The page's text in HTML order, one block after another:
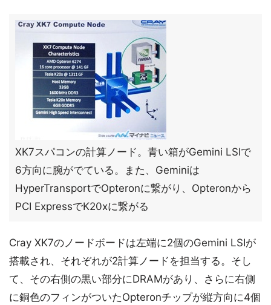
XK7スパコンの計算ノード。青い箱がGemini LSIで
6方向に腕がでている。また、Geminiは
HyperTransportでOpteronに繋がり、Opteronから
PCI ExpressでK20xに繋がる
Cray XK7のノードボードは左端に2個のGemini LSIが
搭載され、それぞれが2計算ノードを担当する。そし
て、その右側の黒い部分にDRAMがあり、さらに右側
に銅色のフィンがついたOpteronチップが縦方向に4個